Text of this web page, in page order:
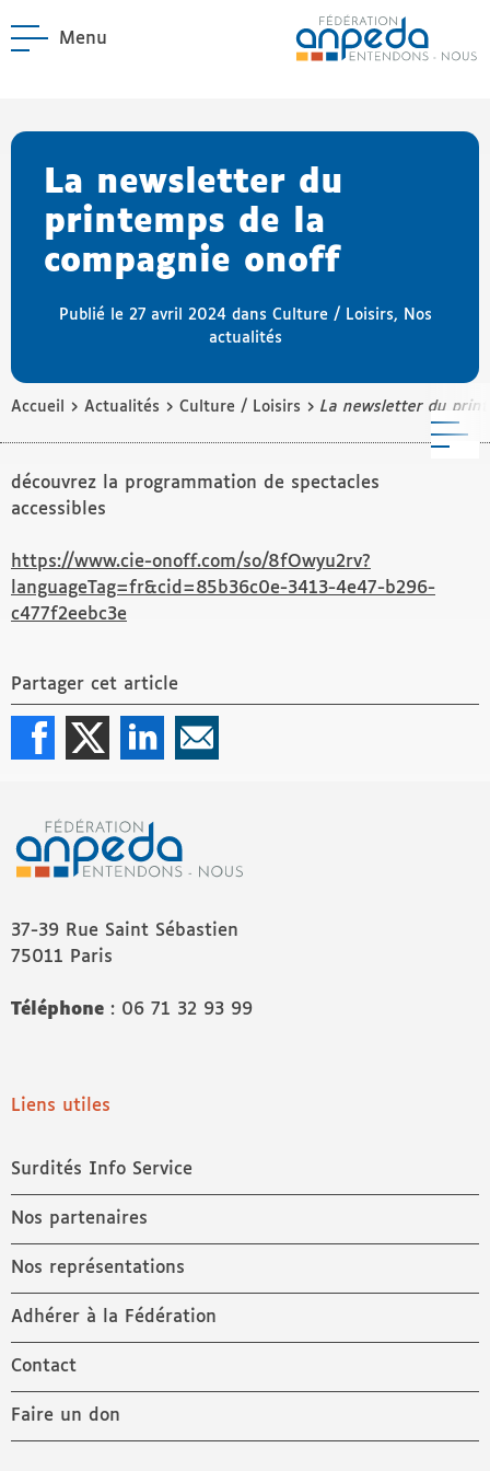
Menu
La newsletter du
printemps de la
compagnie onoff
Publié le 27 avril 2024 dans Culture / Loisirs,
Nos
actualités
Accueil › Actualités › Culture / Loisirs › La newsletter du
découvrez la programmation de spectacles
accessibles
https://www.cie-onoff.com/so/8fOwyu2rv?
languageTag=fr&cid=85b36c0e-3413-4e47-b296-
c477f2eebc3e
Partager cet article
37-39 Rue Saint Sébastien
75011 Paris
Téléphone : 06 71 32 93 99
Liens utiles
Surdités Info Service
Nos partenaires
Nos représentations
Adhérer à la Fédération
Contact
Faire un don